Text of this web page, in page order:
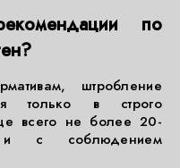
по
штробление
только в строго
всего не более 20-
с соблюдением